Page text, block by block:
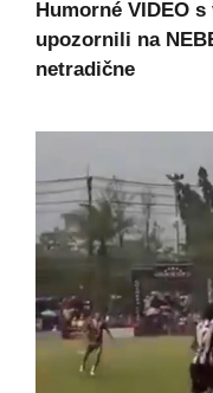
Humorné VIDEO
upozornili na
netradične